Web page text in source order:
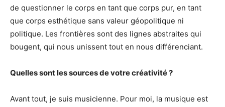
de questionner le corps en tant que corps pur, en tant
que corps esthétique sans valeur géopolitique ni
politique. Les frontières sont des lignes abstraites qui
bougent, qui nous unissent tout en nous différenciant.
Quelles sont les sources de votre créativité ?
Avant tout, je suis musicienne. Pour moi, la musique est